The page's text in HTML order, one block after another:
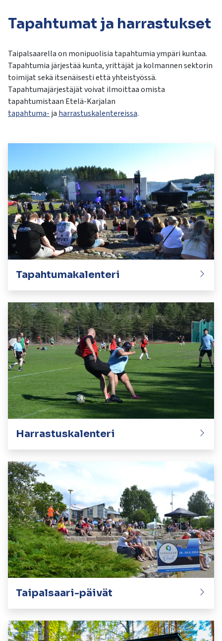
ja
pyyhkäisyliikkeitä.
Tapahtumat ja harrastukset
Taipalsaarella on monipuolisia tapahtumia ympäri kuntaa.
Tapahtumia järjestää kunta, yrittäjät ja kolmannen sektorin
toimijat sekä itsenäisesti että yhteistyössä.
Tapahtumajärjestäjät voivat ilmoittaa omista
tapahtumistaan Etelä-Karjalan
tapahtuma- ja harrastuskalentereissa.
Tapahtumakalenteri
Harrastuskalenteri
Taipalsaari-päivät